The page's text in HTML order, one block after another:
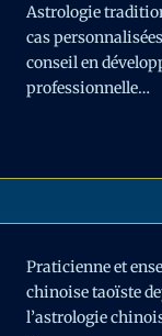
Astrologie
cas
conseil en
professionnelle…
Praticienne et
chinoise taoïste
l’astrologie